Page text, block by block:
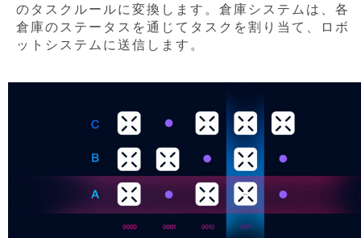
のタスクルールに変換します。 倉庫システムは、各
倉庫のステータスを通じてタスクを割り当て、ロボ
ットシステムに送信します。